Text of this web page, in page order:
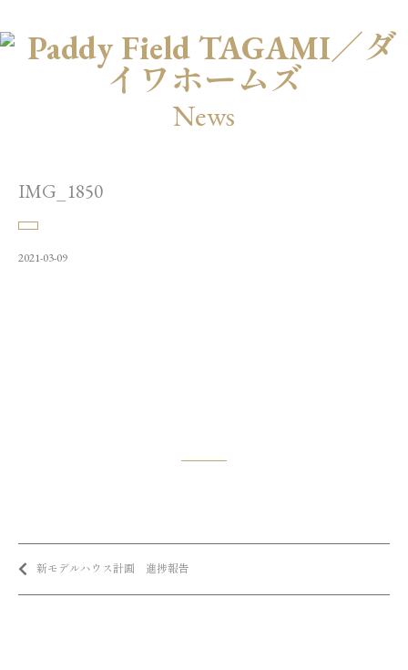
News
IMG_1850
2021-03-09
新モデルハウス計画 進捗報告